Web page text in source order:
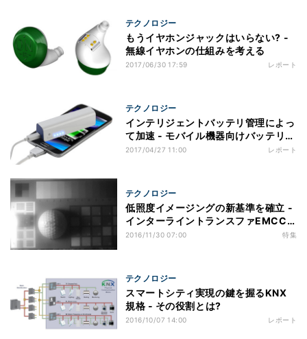
テクノロジー
もうイヤホンジャックはいらない? -
無線イヤホンの仕組みを考える
2017/06/30 17:59 レポート
テクノロジー
インテリジェントバッテリ管理によっ
て加速 - モバイル機器向けバッテリの
進化
2017/04/27 11:00 レポート
テクノロジー
低照度イメージングの新基準を確立 -
インターライントランスファEMCCD
技術
2016/11/30 07:00 特集
テクノロジー
スマートシティ実現の鍵を握るKNX
規格 - その役割とは?
2016/10/07 14:00 レポート